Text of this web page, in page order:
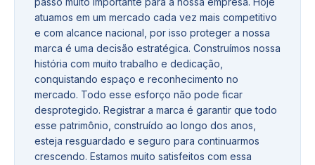
atuamos em um mercado cada vez mais competitivo
e com alcance nacional, por isso proteger a nossa
marca é uma decisão estratégica. Construímos nossa
história com muito trabalho e dedicação,
conquistando espaço e reconhecimento no
mercado. Todo esse esforço não pode ficar
desprotegido. Registrar a marca é garantir que todo
esse patrimônio, construído ao longo dos anos,
esteja resguardado e seguro para continuarmos
crescendo. Estamos muito satisfeitos com essa